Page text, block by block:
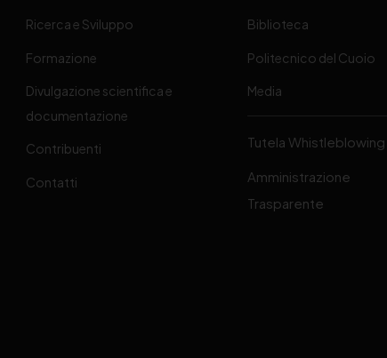
Ricerca e Sviluppo
Formazione
Divulgazione scientifica e
documentazione
Contribuenti
Contatti
Biblioteca
Politecnico del Cuoio
Media
Tutela Whistleblowing
Amministrazione
Trasparente